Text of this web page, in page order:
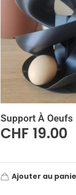
Support À Oeufs
CHF 19.00
Ajouter au